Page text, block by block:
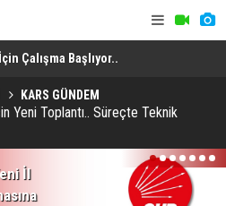
Çalışma Başlıyor..
KARS GÜNDEM
Yeni Toplantı.. Süreçte Teknik
İl
1 2 3 4 5 6 7